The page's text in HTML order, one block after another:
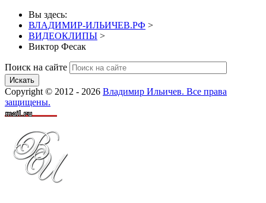
Вы здесь:
ВЛАДИМИР-ИЛЬИЧЕВ.РФ >
ВИДЕОКЛИПЫ >
Виктор Фесак
Поиск на сайте
Искать
Copyright © 2012 - 2026 Владимир Ильичев. Все права
защищены.